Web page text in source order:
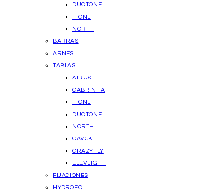
DUOTONE
F-ONE
NORTH
BARRAS
ARNES
TABLAS
AIRUSH
CABRINHA
F-ONE
DUOTONE
NORTH
CAVOK
CRAZYFLY
ELEVEIGTH
FIJACIONES
HYDROFOIL